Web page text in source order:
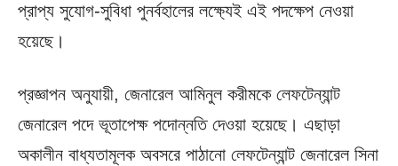
প্রাপ্য সুযোগ-সুবিধা পুনর্বহালের লক্ষ্যেই এই পদক্ষেপ নেওয়া
হয়েছে।
প্রজ্ঞাপন অনুযায়ী, জেনারেল আমিনুল করীমকে লেফটেন্যান্ট
জেনারেল পদে ভূতাপেক্ষ পদোন্নতি দেওয়া হয়েছে। এছাড়া
অকালীন বাধ্যতামূলক অবসরে পাঠানো লেফটেন্যান্ট জেনারেল সিনা